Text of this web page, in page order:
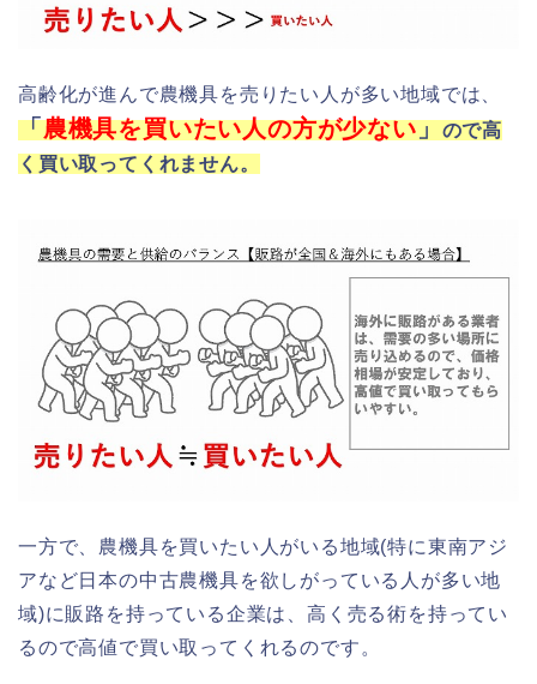
高齢化が進んで農機具を売りたい人が多い地域では、
「農機具を買いたい人の方が少ない」ので高
く買い取ってくれません。
一方で、農機具を買いたい人がいる地域(特に東南アジ
アなど日本の中古農機具を欲しがっている人が多い地
域)に販路を持っている企業は、高く売る術を持ってい
るので高値で買い取ってくれるのです。